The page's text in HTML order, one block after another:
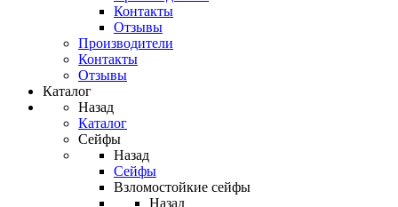
Контакты
Отзывы
Производители
Контакты
Отзывы
Каталог
Назад
Каталог
Сейфы
Назад
Сейфы
Взломостойкие сейфы
Назад